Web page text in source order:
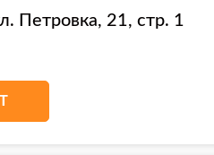
Петровка, 21, стр. 1